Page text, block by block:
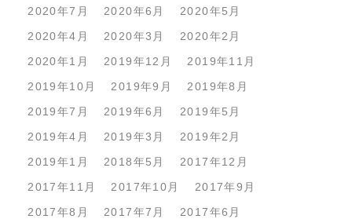
2020年7月
2020年6月
2020年5月
2020年4月
2020年3月
2020年2月
2020年1月
2019年12月
2019年11月
2019年10月
2019年9月
2019年8月
2019年7月
2019年6月
2019年5月
2019年4月
2019年3月
2019年2月
2019年1月
2018年5月
2017年12月
2017年11月
2017年10月
2017年9月
2017年8月
2017年7月
2017年6月